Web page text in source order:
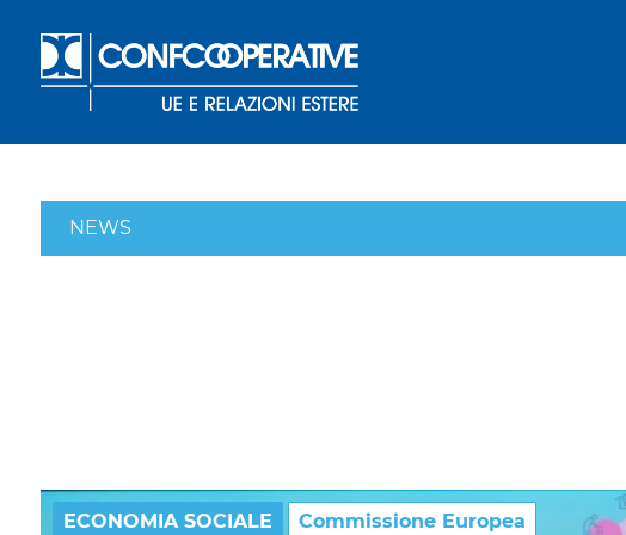
NEWS
ECONOMIA SOCIALE Commissione Europea